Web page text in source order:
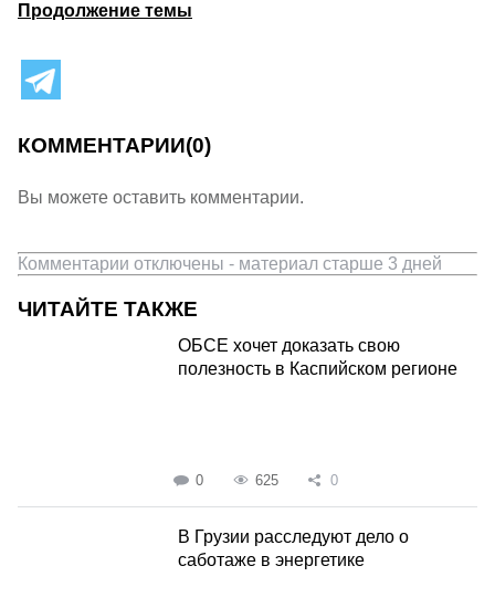
Продолжение темы
КОММЕНТАРИИ(0)
Вы можете оставить комментарии.
Комментарии отключены - материал старше 3 дней
ЧИТАЙТЕ ТАКЖЕ
ОБСЕ хочет доказать свою
полезность в Каспийском регионе
0 625 0
В Грузии расследуют дело о
саботаже в энергетике